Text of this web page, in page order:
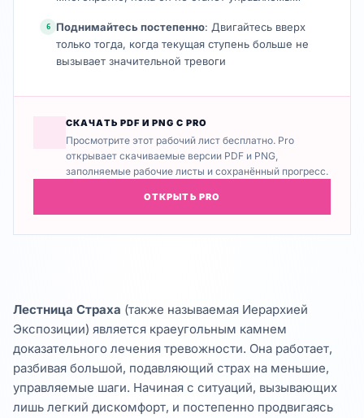
6 Поднимайтесь постепенно: Двигайтесь вверх
только тогда, когда текущая ступень больше не
вызывает значительной тревоги
СКАЧАТЬ PDF И PNG С PRO
Просмотрите этот рабочий лист бесплатно. Pro
открывает скачиваемые версии PDF и PNG,
заполняемые рабочие листы и сохранённый прогресс.
ОТКРЫТЬ PRO
Лестница Страха (также называемая Иерархией
Экспозиции) является краеугольным камнем
доказательного лечения тревожности. Она работает,
разбивая большой, подавляющий страх на меньшие,
управляемые шаги. Начиная с ситуаций, вызывающих
лишь легкий дискомфорт, и постепенно продвигаясь